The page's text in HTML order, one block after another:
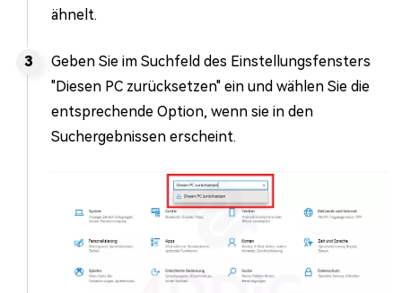
ähnelt.
Geben Sie im Suchfeld des Einstellungsfensters
"Diesen PC zurücksetzen" ein und wählen Sie die
entsprechende Option, wenn sie in den
Suchergebnissen erscheint.